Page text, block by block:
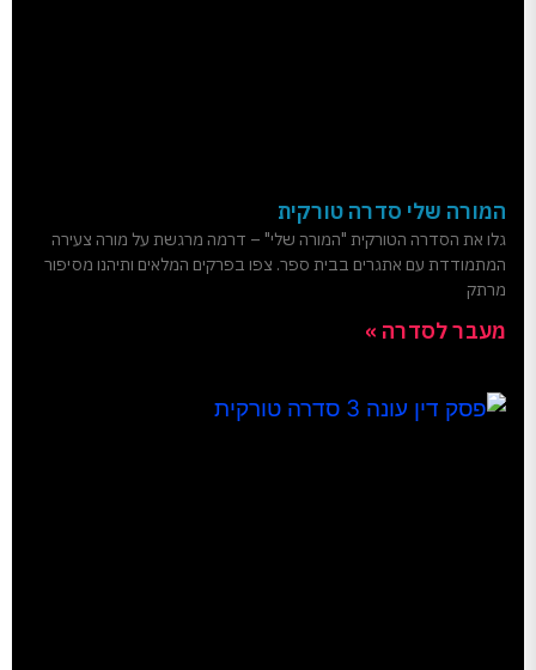
המורה שלי סדרה טורקית
גלו את הסדרה הטורקית "המורה שלי" – דרמה מרגשת על מורה צעירה
המתמודדת עם אתגרים בבית ספר. צפו בפרקים המלאים ותיהנו מסיפור
מרתק
מעבר לסדרה »